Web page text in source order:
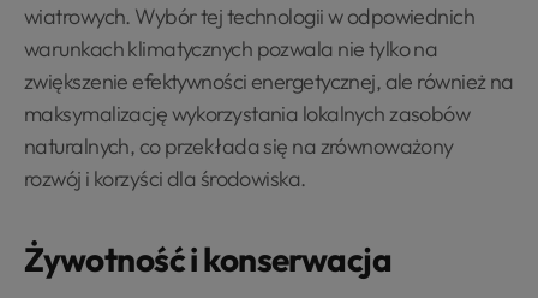
wiatrowych. Wybór tej technologii w odpowiednich
warunkach klimatycznych pozwala nie tylko na
zwiększenie efektywności energetycznej, ale również na
maksymalizację wykorzystania lokalnych zasobów
naturalnych, co przekłada się na zrównoważony
rozwój i korzyści dla środowiska.
Żywotność i konserwacja